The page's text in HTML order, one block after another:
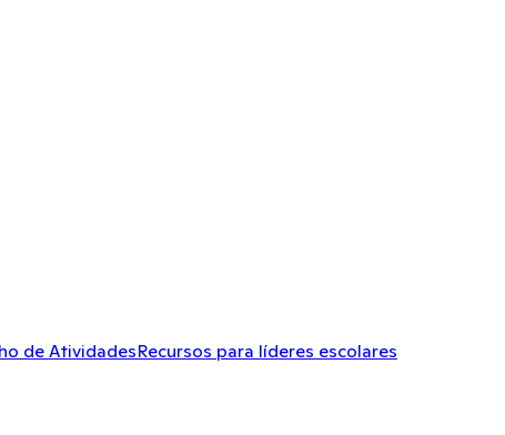
de AtividadesRecursos para líderes escolares